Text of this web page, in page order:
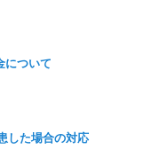
について
した場合の対応